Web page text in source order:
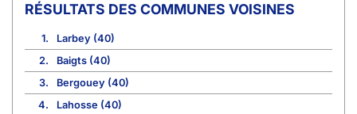
COMMUNES VOISINES
1.
Larbey (40)
2.
Baigts (40)
3.
Bergouey (40)
4.
Lahosse (40)